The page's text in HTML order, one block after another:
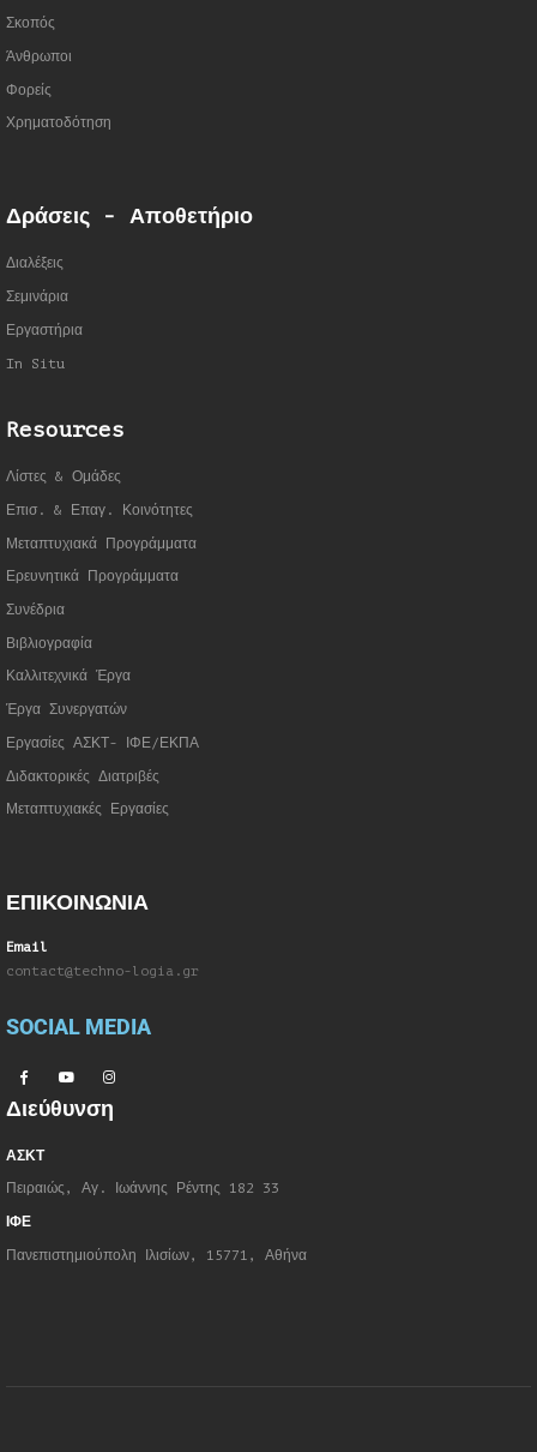
Σκοπός
Άνθρωποι
Φορείς
Χρηματοδότηση
Δράσεις - Αποθετήριο
Διαλέξεις
Σεμινάρια
Εργαστήρια
In Situ
Resources
Λίστες & Ομάδες
Επισ. & Επαγ. Κοινότητες
Μεταπτυχιακά Προγράμματα
Ερευνητικά Προγράμματα
Συνέδρια
Βιβλιογραφία
Καλλιτεχνικά Έργα
Έργα Συνεργατών
Εργασίες ΑΣΚΤ- ΙΦΕ/ΕΚΠΑ
Διδακτορικές Διατριβές
Μεταπτυχιακές Εργασίες
ΕΠΙΚΟΙΝΩΝΙΑ
Email
contact@techno-logia.gr
SOCIAL MEDIA
Διεύθυνση
ΑΣΚΤ
Πειραιώς, Αγ. Ιωάννης Ρέντης 182 33
ΙΦΕ
Πανεπιστημιούπολη Ιλισίων, 15771, Αθήνα